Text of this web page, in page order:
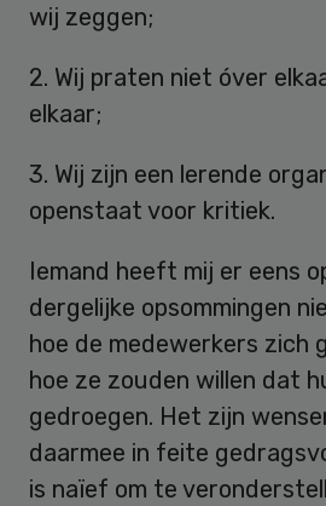
wij zeggen;
2. Wij praten niet óver
elkaar;
3. Wij zijn een lerende
openstaat voor kritiek.
Iemand heeft mij er eens
dergelijke opsommingen
hoe de medewerkers zich
hoe ze zouden willen dat
gedroegen. Het zijn
daarmee in feite
is naïef om te